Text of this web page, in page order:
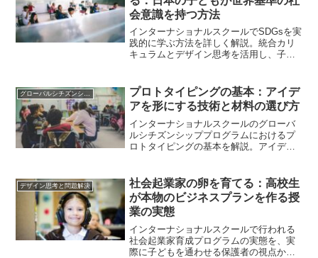
会意識を持つ方法
インターナショナルスクールでSDGsを実
践的に学ぶ方法を詳しく解説。統合カリ
キュラムとデザイン思考を活用し、子ど
す。
グローバルシチズンシッププログラム
プロトタイピングの基本：アイデ
アを形にする技術と材料の選び方
インターナショナルスクールのグローバ
ルシチズンシッププログラムにおけるプ
ロトタイピングの基本を解説。アイデア
から紹介します。
デザイン思考と問題解決
社会起業家の卵を育てる：高校生
が本物のビジネスプランを作る授
業の実態
インターナショナルスクールで行われる
社会起業家育成プログラムの実態を、実
際に子どもを通わせる保護者の視点から